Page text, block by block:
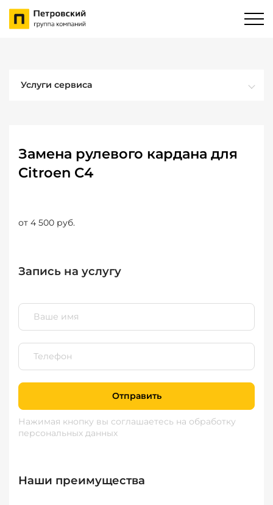
Услуги сервиса
Замена рулевого кардана для
Citroen C4
от 4 500 руб.
Запись на услугу
Отправить
Нажимая кнопку вы соглашаетесь на обработку
персональных данных
Наши преимущества